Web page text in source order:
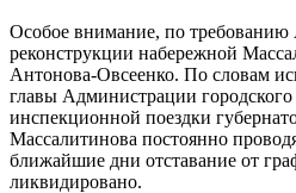
Особое внимание, по требованию
реконструкции набережной
Антонова-Овсеенко. По словам
главы Администрации городского
инспекционной поездки
Массалитинова постоянно
ближайшие дни отставание от
ликвидировано.